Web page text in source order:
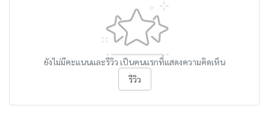
ยังไม่มีคะแนนและรีวิว เป็นคนแรกที่แสดงความคิดเห็น
รีวิว